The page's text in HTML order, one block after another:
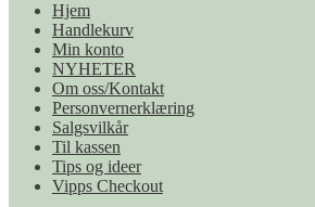
Hjem
Handlekurv
Min konto
NYHETER
Om oss/Kontakt
Personvernerklæring
Salgsvilkår
Til kassen
Tips og ideer
Vipps Checkout